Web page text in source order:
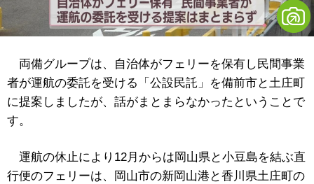
両備グループは、自治体がフェリーを保有し民間事業
者が運航の委託を受ける「公設民託」を備前市と土庄町
に提案しましたが、話がまとまらなかったということで
す。
運航の休止により12月からは岡山県と小豆島を結ぶ直
行便のフェリーは、岡山市の新岡山港と香川県土庄町の